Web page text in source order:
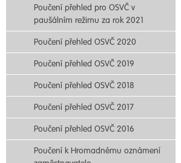
Poučení přehled pro OSVČ v
paušálním režimu za rok 2021
Poučení přehled OSVČ 2020
Poučení přehled OSVČ 2019
Poučení přehled OSVČ 2018
Poučení přehled OSVČ 2017
Poučení přehled OSVČ 2016
Poučení k Hromadnému oznámení